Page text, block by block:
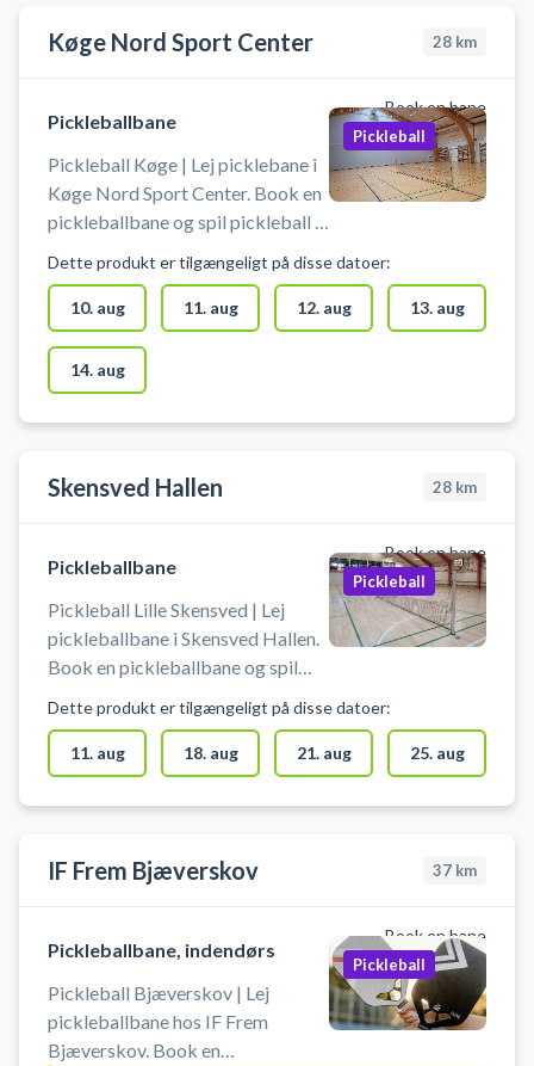
Køge Nord Sport Center 28 km
Book en bane
Pickleballbane
Pickleball Køge | Lej picklebane i
Køge Nord Sport Center. Book en
pickleballbane og spil pickleball i
hallerne ved Køge Nord
Sportcenter.
Pickleball
Dette produkt er tilgængeligt på disse datoer:
10. aug 11. aug 12. aug 13. aug
14. aug
Skensved Hallen 28 km
Book en bane
Pickleballbane
Pickleball Lille Skensved | Lej
pickleballbane i Skensved Hallen.
Book en pickleballbane og spil
mange pickleballbaner i
Skensvedhallen beliggende på
Højelsevej 1B, 4632 Lille
Skensved.
Pickleball
Dette produkt er tilgængeligt på disse datoer:
11. aug 18. aug 21. aug 25. aug
IF Frem Bjæverskov 37 km
Book en bane
Pickleballbane, indendørs
Pickleball Bjæverskov | Lej
pickleballbane hos IF Frem
Bjæverskov. Book en
Pickleball